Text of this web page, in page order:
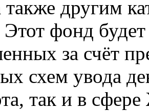
также другим
фонд
за счёт
схем увода
так и в